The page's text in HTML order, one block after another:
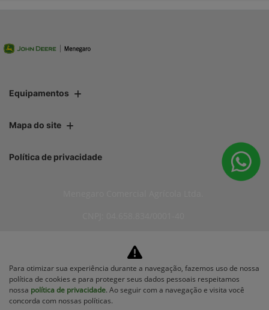
Equipamentos
Mapa do site
Política de privacidade
No trânsito, enxergar o outro salva
vidas.
Para otimizar sua experiência durante a navegação, fazemos uso de nossa
política de cookies e para proteger seus dados pessoais respeitamos
nossa política de privacidade. Ao seguir com a navegação e visita você
concorda com nossas políticas.